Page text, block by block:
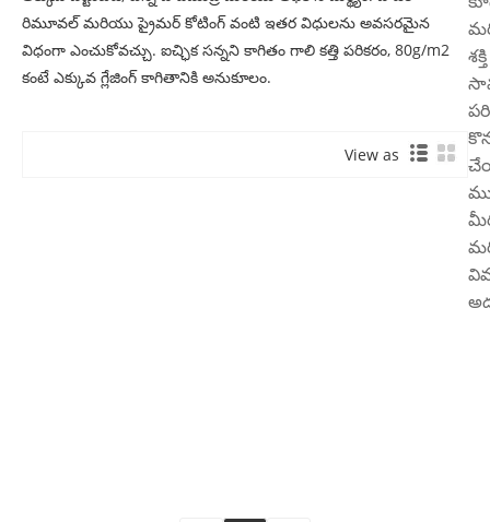
రిమూవల్ మరియు ప్రైమర్ కోటింగ్ వంటి ఇతర విధులను అవసరమైన
విధంగా ఎంచుకోవచ్చు. ఐచ్ఛిక సన్నని కాగితం గాలి కత్తి పరికరం, 80g/m2
కంటే ఎక్కువ గ్లేజింగ్ కాగితానికి అనుకూలం.
View as
శక్తి